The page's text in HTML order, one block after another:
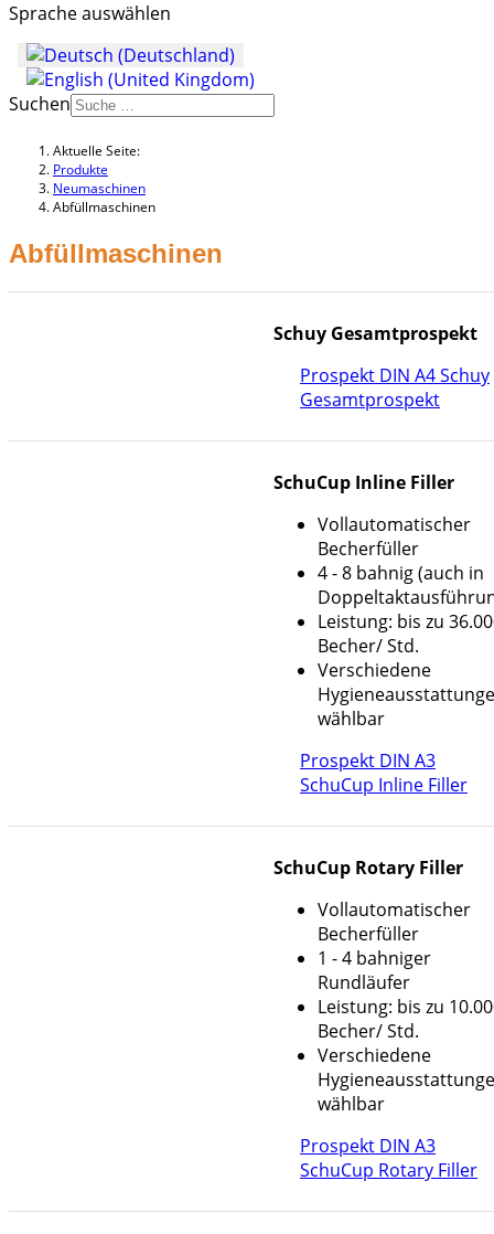
Sprache auswählen
Suchen
Aktuelle Seite:
Produkte
Neumaschinen
Abfüllmaschinen
Abfüllmaschinen
Schuy Gesamtprospekt
Prospekt DIN A4 Schuy
Gesamtprospekt
SchuCup Inline Filler
Vollautomatischer
Becherfüller
4 - 8 bahnig (auch in
Leistung: bis zu
Becher/ Std.
Verschiedene
wählbar
Prospekt DIN A3
SchuCup Inline Filler
SchuCup Rotary Filler
Vollautomatischer
Becherfüller
1 - 4 bahniger
Rundläufer
Leistung: bis zu
Becher/ Std.
Verschiedene
wählbar
Prospekt DIN A3
SchuCup Rotary Filler